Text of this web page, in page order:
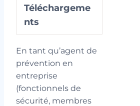
Téléchargeme
nts
En tant qu’agent de
prévention en
entreprise
(fonctionnels de
sécurité, membres